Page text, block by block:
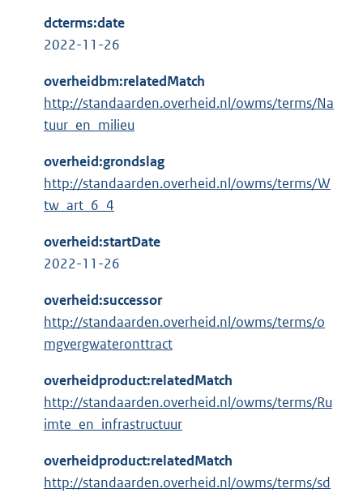
dcterms:date
2022-11-26
overheidbm:relatedMatch
http://standaarden.overheid.nl/owms/terms/Na
tuur_en_milieu
overheid:grondslag
http://standaarden.overheid.nl/owms/terms/W
tw_art_6_4
overheid:startDate
2022-11-26
overheid:successor
http://standaarden.overheid.nl/owms/terms/o
mgvergwateronttract
overheidproduct:relatedMatch
http://standaarden.overheid.nl/owms/terms/Ru
imte_en_infrastructuur
overheidproduct:relatedMatch
http://standaarden.overheid.nl/owms/terms/sd